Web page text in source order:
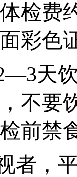
体检费
彩色
天
不要
检
者，